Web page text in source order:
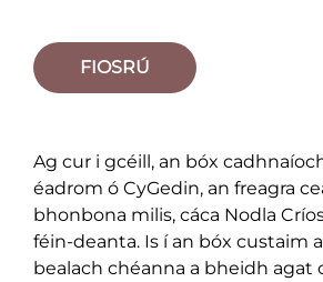
FIOSRÚ
Ag cur i gcéill, an bóx
éadrom ó CyGedin, an freagra
bhonbona milis, cáca Nodla
féin-deanta. Is í an bóx custaim
bealach chéanna a bheidh agat